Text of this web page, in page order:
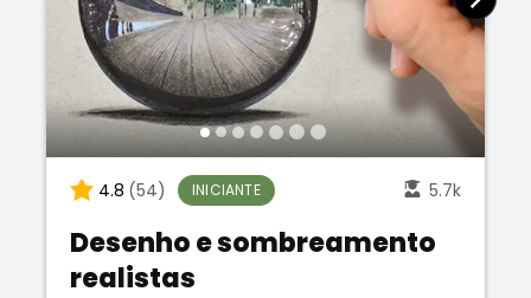
4.8 (54) INICIANTE 5.7k
Desenho e sombreamento
realistas